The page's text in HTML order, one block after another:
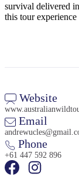
す
survival delivered
this tour
Website
Email
Phone
+61 447 592 896